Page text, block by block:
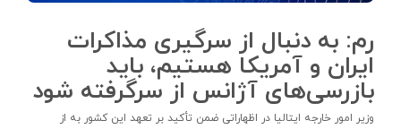
رم: به دنبال از سرگیری مذاکرات
ایران و آمریکا هستیم، باید
بازرسی‌های آژانس از سرگرفته شود
وزیر امور خارجه ایتالیا در اظهاراتی ضمن تأکید بر تعهد این کشور به از